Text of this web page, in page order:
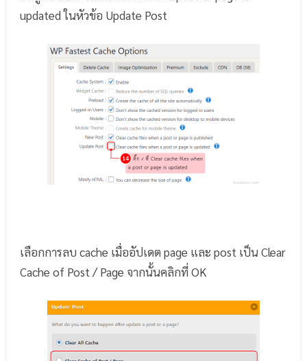
updated ในหัวข้อ Update Post
เลือกการลบ cache เมื่ออัปเดต page และ post เป็น Clear
Cache of Post / Page จากนั้นคลิกที่ OK